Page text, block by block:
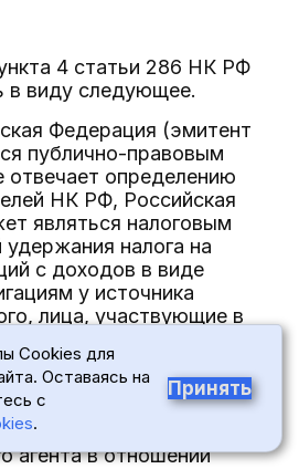
4 статьи 286 НК РФ
в виду следующее.
Федерация (эмитент
публично-правовым
отвечает определению
НК РФ, Российская
являться налоговым
налога на
с доходов в виде
у источника
лица, участвующие в
финансов Российской
банк, производящий
облигаций, любого
в отношении облигаций,
агента в отношении
Cookies для
Оставаясь на
с
.
Принять